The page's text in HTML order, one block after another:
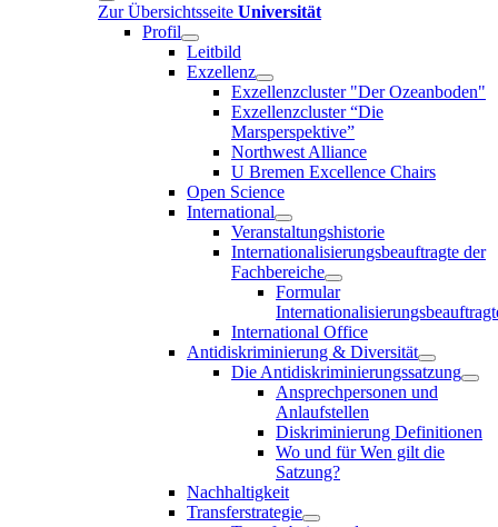
Zur Übersichtsseite Universität
Profil
Leitbild
Exzellenz
Exzellenzcluster "Der Ozeanboden"
Exzellenzcluster “Die
Marsperspektive”
Northwest Alliance
U Bremen Excellence Chairs
Open Science
International
Veranstaltungshistorie
Internationalisierungsbeauftragte der
Fachbereiche
Formular
International Office
Antidiskriminierung & Diversität
Die Antidiskriminierungssatzung
Ansprechpersonen und
Anlaufstellen
Diskriminierung Definitionen
Wo und für Wen gilt die
Satzung?
Nachhaltigkeit
Transferstrategie